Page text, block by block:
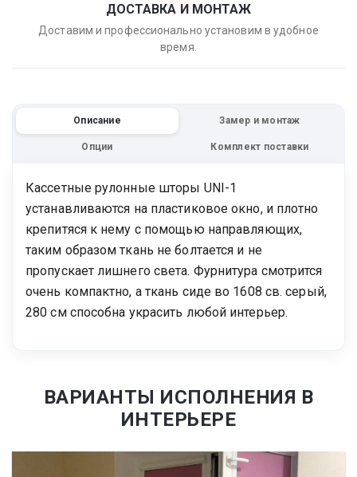
ДОСТАВКА И МОНТАЖ
Доставим и профессионально установим в удобное
время.
Описание Замер и монтаж
Опции Комплект поставки
Кассетные рулонные шторы UNI-1
устанавливаются на пластиковое окно, и плотно
крепитяся к нему с помощью направляющих,
таким образом ткань не болтается и не
пропускает лишнего света. Фурнитура смотрится
очень компактно, а ткань сиде во 1608 св. серый,
280 см способна украсить любой интерьер.
ВАРИАНТЫ ИСПОЛНЕНИЯ В
ИНТЕРЬЕРЕ